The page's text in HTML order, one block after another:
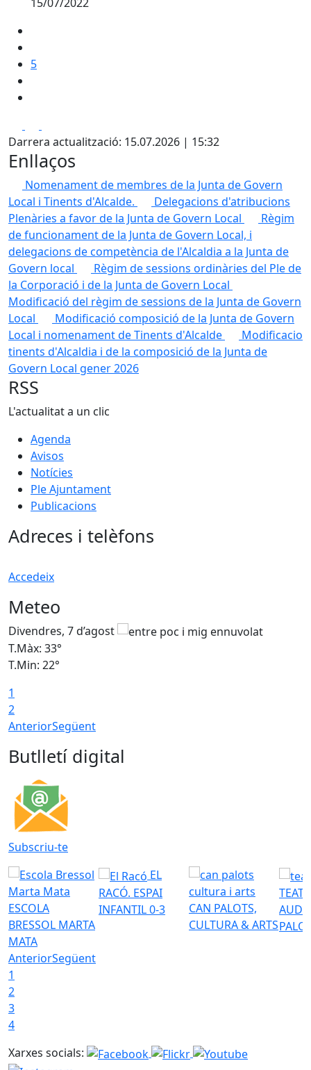
5
Darrera actualització: 15.07.2026 | 15:32
Enllaços
Nomenament de membres de la Junta de Govern
Local i Tinents d'Alcalde.
Delegacions d'atribucions
Plenàries a favor de la Junta de Govern Local
Règim
de funcionament de la Junta de Govern Local, i
delegacions de competència de l'Alcaldia a la Junta de
Govern local
Règim de sessions ordinàries del Ple de
la Corporació i de la Junta de Govern Local
Modificació del règim de sessions de la Junta de Govern
Local
Modificació composició de la Junta de Govern
Local i nomenament de Tinents d'Alcalde
Modificacio
tinents d'Alcaldia i de la composició de la Junta de
Govern Local gener 2026
RSS
L'actualitat a un clic
Agenda
Avisos
Notícies
Ple Ajuntament
Publicacions
Adreces i telèfons
Accedeix
Meteo
Divendres, 7 d’agost
T.Màx: 33°
T.Min: 22°
1
2
AnteriorSegüent
Butlletí digital
Subscriu-te
ESCOLA
BRESSOL MARTA
MATA
EL
RACÓ. ESPAI
INFANTIL 0-3
CAN PALOTS,
CULTURA & ARTS
AnteriorSegüent
1
2
3
4
Xarxes socials: